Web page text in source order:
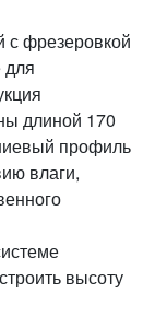
с фрезеровкой
для
длиной 170
профиль
влаги,
высоту